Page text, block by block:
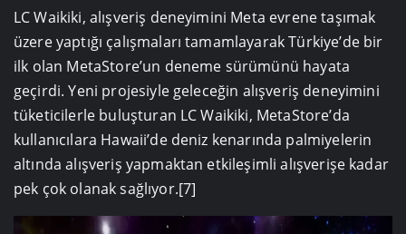
LC Waikiki, alışveriş deneyimini Meta evrene taşımak
üzere yaptığı çalışmaları tamamlayarak Türkiye’de bir
ilk olan MetaStore’un deneme sürümünü hayata
geçirdi. Yeni projesiyle geleceğin alışveriş deneyimini
tüketicilerle buluşturan LC Waikiki, MetaStore’da
kullanıcılara Hawaii’de deniz kenarında palmiyelerin
altında alışveriş yapmaktan etkileşimli alışverişe kadar
pek çok olanak sağlıyor.[7]